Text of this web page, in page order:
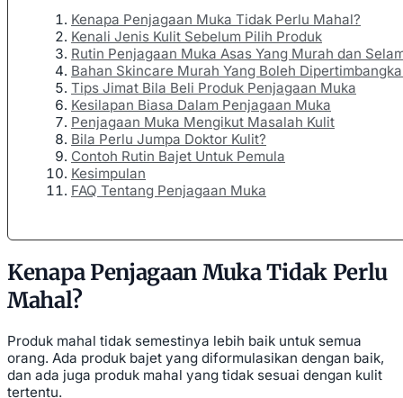
Kenapa Penjagaan Muka Tidak Perlu Mahal?
Kenali Jenis Kulit Sebelum Pilih Produk
Rutin Penjagaan Muka Asas Yang Murah dan
Bahan Skincare Murah Yang Boleh
Tips Jimat Bila Beli Produk Penjagaan Muka
Kesilapan Biasa Dalam Penjagaan Muka
Penjagaan Muka Mengikut Masalah Kulit
Bila Perlu Jumpa Doktor Kulit?
Contoh Rutin Bajet Untuk Pemula
Kesimpulan
FAQ Tentang Penjagaan Muka
Kenapa Penjagaan Muka Tidak Perlu
Mahal?
Produk mahal tidak semestinya lebih baik untuk semua
orang. Ada produk bajet yang diformulasikan dengan baik,
dan ada juga produk mahal yang tidak sesuai dengan kulit
tertentu.